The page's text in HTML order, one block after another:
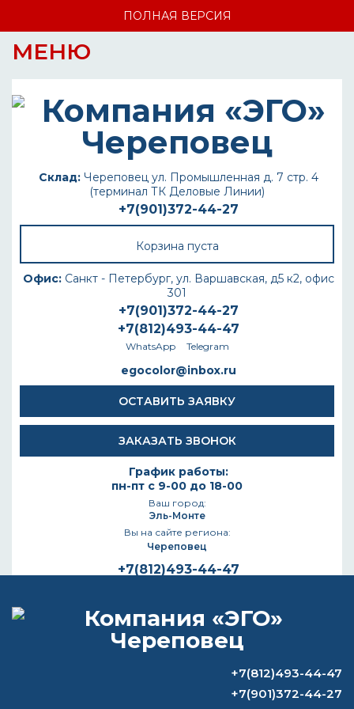
ПОЛНАЯ ВЕРСИЯ
МЕНЮ
Склад: Череповец ул. Промышленная д. 7 стр. 4
(терминал ТК Деловые Линии)
+7(901)372-44-27
Корзина пуста
Офис: Санкт - Петербург, ул. Варшавская, д5 к2, офис
301
+7(901)372-44-27
+7(812)493-44-47
WhatsApp Telegram
egocolor@inbox.ru
ОСТАВИТЬ ЗАЯВКУ
ЗАКАЗАТЬ ЗВОНОК
График работы:
пн-пт с 9-00 до 18-00
Ваш город:
Эль-Монте
Вы на сайте региона:
Череповец
+7(812)493-44-47
КАТАЛОГ
+7(812)493-44-47
+7(901)372-44-27